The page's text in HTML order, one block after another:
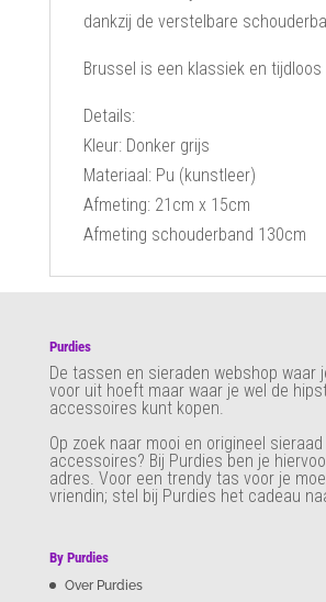
dankzij de verstelbare
Brussel is een klassiek en tijdloos
Details:
Kleur: Donker grijs
Materiaal: Pu (kunstleer)
Afmeting: 21cm x 15cm
Afmeting schouderband 130cm
Purdies
De tassen en sieraden webshop waar
voor uit hoeft maar waar je wel de
accessoires kunt kopen.
Op zoek naar mooi en origineel
accessoires? Bij Purdies ben je
adres. Voor een trendy tas voor je
vriendin; stel bij Purdies het cadeau
By Purdies
Over Purdies